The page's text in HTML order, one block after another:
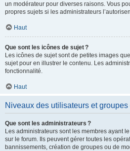
un modérateur pour diverses raisons. Vous
propres sujets si les administrateurs
Haut
Que sont les icônes de sujet ?
Les icônes de sujet sont de petites images
sujet pour en illustrer le contenu. Les
fonctionnalité.
Haut
Niveaux des utilisateurs et groupes
Que sont les administrateurs ?
Les administrateurs sont les membres ayant
sur le forum. Ils peuvent gérer toutes les
bannissements, création de groupes ou de